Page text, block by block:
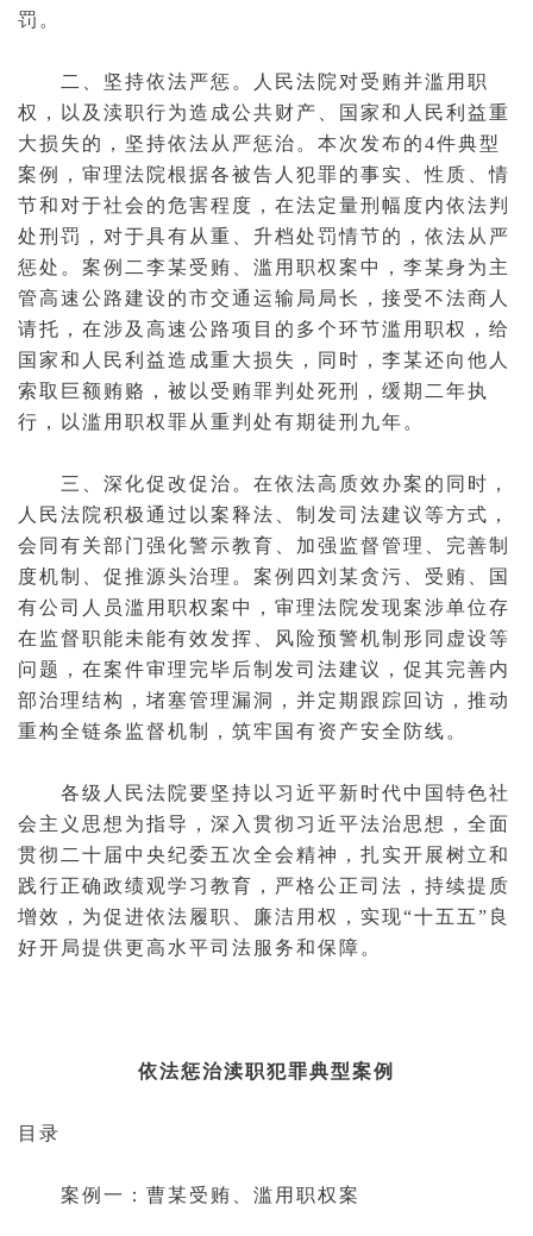
罚。
二、坚持依法严惩。人民法院对受贿并滥用职
权，以及渎职行为造成公共财产、国家和人民利益重
大损失的，坚持依法从严惩治。本次发布的4件典型
案例，审理法院根据各被告 人犯罪的事实、性质、情
节和对于社会的危害程度，在法定量刑幅度内依法判
处刑罚，对于具有从重、升档处罚情节的，依法从严
惩处。案例二李某受贿、滥用职权案中，李某身为主
管高速公路建设的市交通运输局局长，接受不法商人
请托，在涉及高速公路项目的多个环节滥用职权，给
国家和人民利益造成重大损失，同时，李某还向他人
索取巨额贿赂，被以 受贿罪判处死刑
，缓期二年执
行，以滥用职权罪从重判处有期徒刑 九年。
三、深化促改促治。在依法高质效办案的同时，
人民法院积极通过 以案释法
、制发司法建议等方式，
会同有关部门强化警示教育、加强监督管理、完善制
度机制、促推源头治理。案例四刘某贪污、受贿、国
有公司人员滥用职权案中，审理法院发现案涉单位存
在监督职能未能有效发挥、风险预警机制形同虚设等
问题，在案件审理完毕后制发司法建议，促其完善内
部治理结构，堵塞管理漏洞，并定期跟踪回访，推动
重构全链条监督机制，筑牢国有资产安全防线。
各级人民法院要坚持以习近平新时代中国特色社
会主义思想为指导，深入贯彻习近平法治思想，全面
贯彻二十届中央纪委五次全会精神，扎实开展树立和
践行正确政绩观学习教育，严格公正司法，持续提质
增效，为促进依法履职、廉洁用权，实现“十五五”良
好开局提供更高水平司法服务和保障。
依法惩治渎职犯罪典型案例
目录
案例一：曹某受贿、滥用职权案